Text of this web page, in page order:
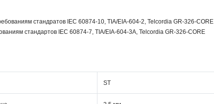
стандратов IEC 60874-10, TIA/EIA-604-2, Telcordia GR-326-CORE
стандартов IEC 60874-7, TIA/EIA-604-3A, Telcordia GR-326-CORE
ST